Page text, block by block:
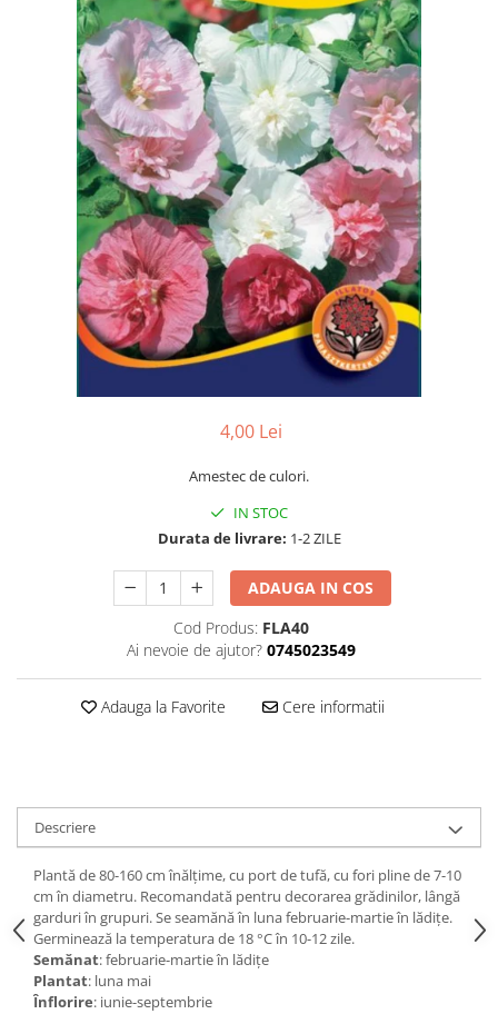
4,00 Lei
Amestec de culori.
IN STOC
Durata de livrare: 1-2 ZILE
ADAUGA IN COS
Cod Produs: FLA40
Ai nevoie de ajutor? 0745023549
Adauga la Favorite Cere informatii
Descriere
Plantă de 80-160 cm înălţime, cu port de tufă, cu fori pline de 7-10
cm în diametru. Recomandată pentru decorarea grădinilor, lângă
garduri în grupuri. Se seamănă în luna februarie-martie în lădiţe.
Germinează la temperatura de 18 °C în 10-12 zile.
Semănat: februarie-martie în lădiţe
Plantat: luna mai
Înflorire: iunie-septembrie